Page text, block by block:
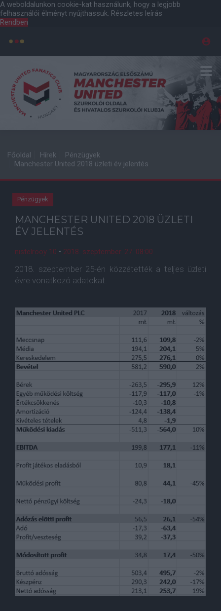
A weboldalunkon cookie-kat használunk, hogy a legjobb
felhasználói élményt nyújthassuk. Részletes leírás
Rendben
Főoldal Hírek
Pénzügyek
Manchester United 2018 üzleti év jelentés
Pénzügyek
MANCHESTER UNITED 2018 ÜZLETI
ÉV JELENTÉS
nistelrooy 10 • 2018. szeptember. 27. 08:00
2018. szeptember 25-én közzétették a teljes üzleti
évre vonatkozó adatokat.